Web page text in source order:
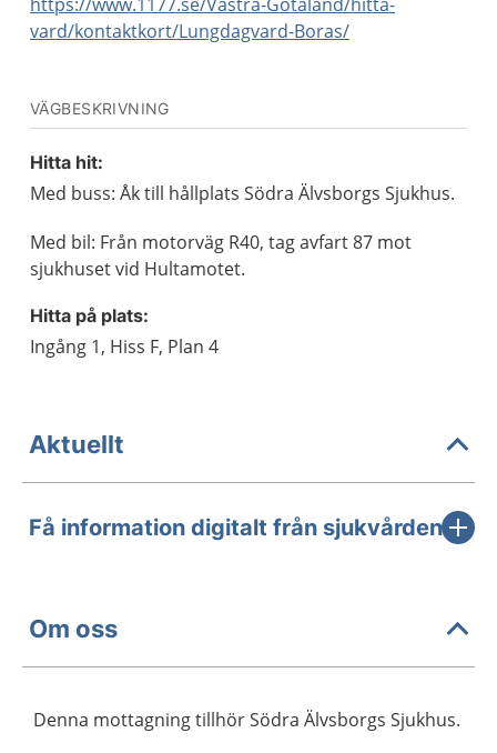
vard/kontaktkort/Lungdagvard-Boras/
VÄGBESKRIVNING
Hitta hit:
Med buss: Åk till hållplats Södra Älvsborgs Sjukhus.
Med bil: Från motorväg R40, tag avfart 87 mot
sjukhuset vid Hultamotet.
Hitta på plats:
Ingång 1, Hiss F, Plan 4
Aktuellt
Få information digitalt från sjukvården
Om oss
Denna mottagning tillhör Södra Älvsborgs Sjukhus.